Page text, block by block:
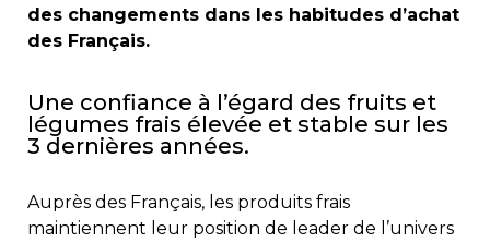
des changements dans les habitudes d’achat
des Français.
Une confiance à l’égard des fruits et
légumes frais élevée et stable sur les
3 dernières années.
Auprès des Français, les produits frais
maintiennent leur position de leader de l’univers